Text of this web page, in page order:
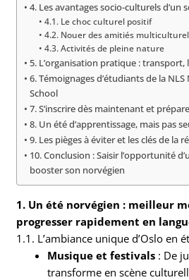
4. Les avantages socio-culturels d’un
4.1. Le choc culturel positif
4.2. Nouer des amitiés
4.3. Activités de pleine nature
5. L’organisation pratique :
6. Témoignages d’étudiants de la
School
7. S’inscrire dès maintenant et
8. Un été d’apprentissage, mais pas
9. Les pièges à éviter et les clés de la
10. Conclusion : Saisir l’opportunité
booster son norvégien
1. Un été norvégien : meilleur
progresser rapidement en
1.1. L’ambiance unique d’Oslo en
Musique et festivals : De
transforme en scène